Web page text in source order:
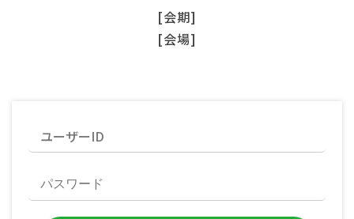
[会期]
[会場]